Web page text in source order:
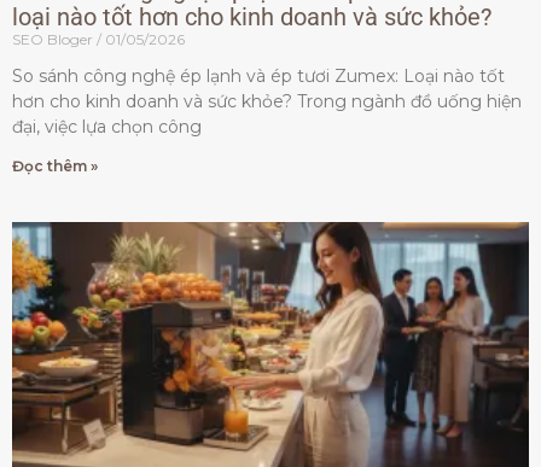
loại nào tốt hơn cho kinh doanh và sức khỏe?
SEO Bloger 01/05/2026
So sánh công nghệ ép lạnh và ép tươi Zumex: Loại nào tốt
hơn cho kinh doanh và sức khỏe? Trong ngành đồ uống hiện
đại, việc lựa chọn công
Đọc thêm »